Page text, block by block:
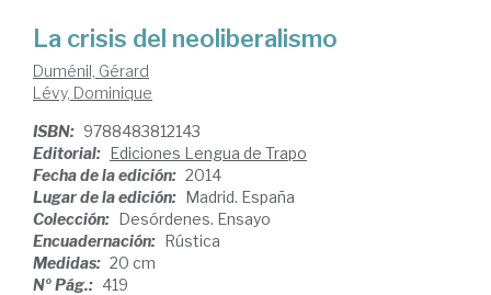
La crisis del neoliberalismo
Duménil, Gérard
Lévy, Dominique
ISBN: 9788483812143
Editorial: Ediciones Lengua de Trapo
Fecha de la edición: 2014
Lugar de la edición: Madrid. España
Colección: Desórdenes. Ensayo
Encuadernación: Rústica
Medidas: 20 cm
Nº Pág.: 419